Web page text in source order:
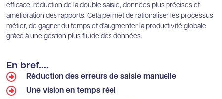
efficace, réduction de la double saisie, données plus précises et
amélioration des rapports. Cela permet de rationaliser les processus
métier, de gagner du temps et d'augmenter la productivité globale
grâce à une gestion plus fluide des données.
En bref....
Réduction des erreurs de saisie manuelle
Une vision en temps réel